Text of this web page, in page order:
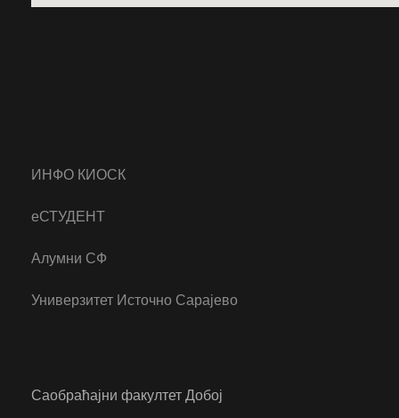
ИНФО КИОСК
еСТУДЕНТ
Алумни СФ
Универзитет Источно Сарајево
Саобраћајни факултет Добој